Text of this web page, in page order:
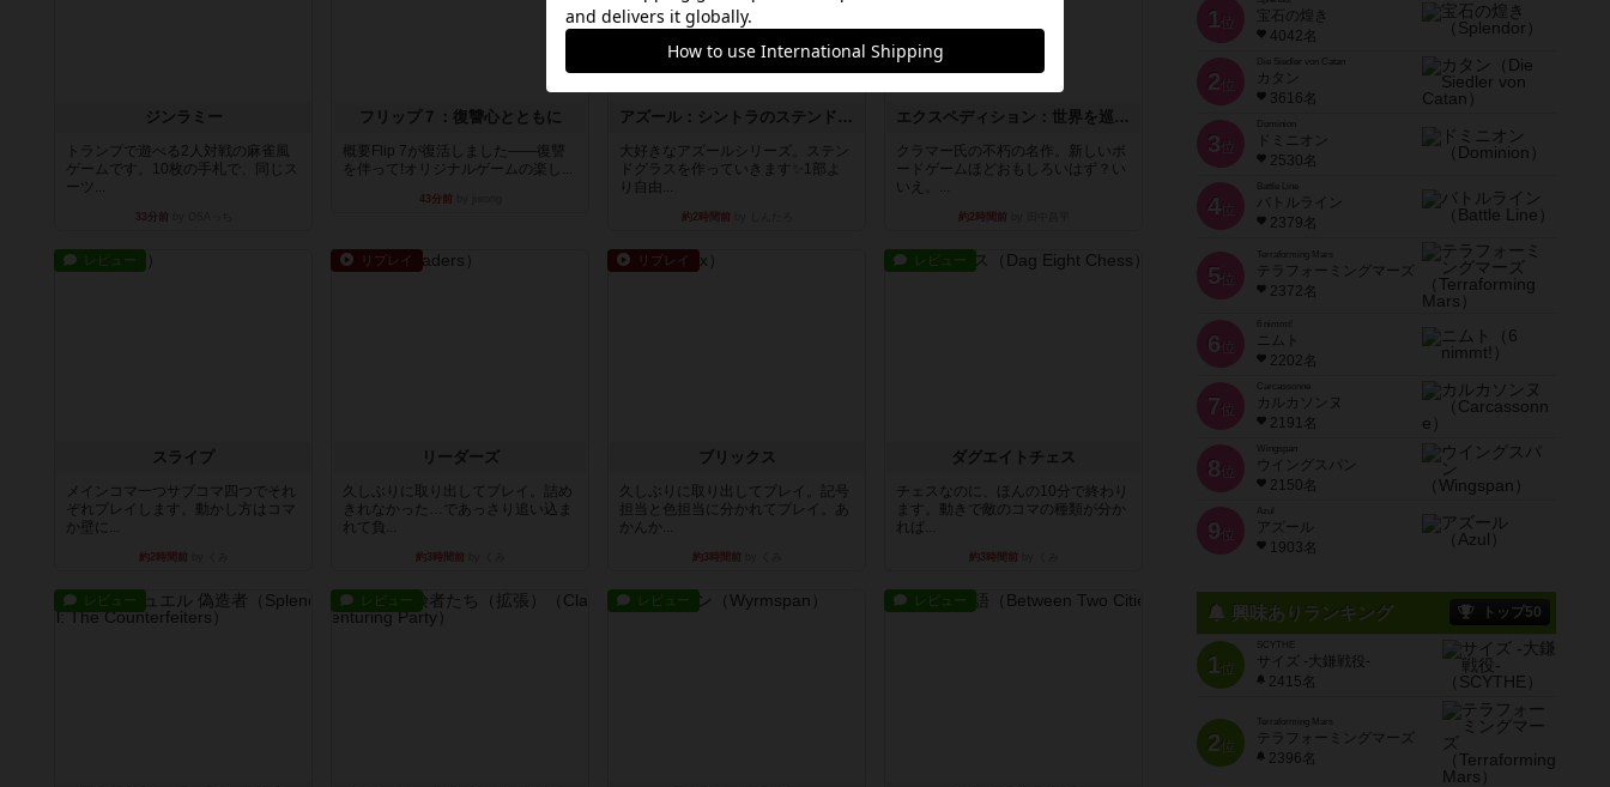
ジンラミー
トランプで遊べる2人対戦の麻雀風
ゲームです。10枚の手札で、同じス
ーツ...
33分前
フリップ７：復讐心とともに
概要Flip 7が復活しました――復讐
を伴って!オリジナルゲームの楽し...
43分前
アズール：シントラのステンドグラス
大好きなアズールシリーズ。ステン
ドグラスを作っていきます✨1部よ
り自由...
約2時間前
エクスペディション：世界を巡る冒険
クラマー氏の不朽の名作。新しいボ
ードゲームほどおもしろいはず？い
いえ。...
約2時間前
レビュー
スライプ
メインコマ一つサブコマ四つでそれ
ぞれプレイします。動かし方はコマ
か壁に...
約2時間前
リプレイ
リーダーズ
久しぶりに取り出してプレイ。詰め
きれなかった…であっさり追い込ま
れて負...
約3時間前
リプレイ
ブリックス
久しぶりに取り出してプレイ。記号
担当と色担当に分かれてプレイ。あ
かんか...
約3時間前
レビュー
ダグエイトチェス
チェスなのに、ほんの10分で終わり
ます。動きで敵のコマの種類が分か
れば...
約3時間前
レビュー レビュー レビュー レビュー
1 位
宝石の煌き
4042名
2 位
Die Siedler von Catan
カタン
3616名
3 位
ドミニオン
2530名
4位
Battle Line
バトルライン
2379名
5 位
Terraforming Mars
テラフォーミングマーズ
2372名
6 位
ニムト
2202名
7 位
Carcassonne
カルカソンヌ
2191名
8 位
Wingspan
ウイングスパン
2150名
9 位
Azul
アズール
1903名
興味ありランキング トップ50
1位
SCYTHE
サイズ -大鎌戦役-
2415名
2位
Terraforming Mars
テラフォーミングマーズ
2396名